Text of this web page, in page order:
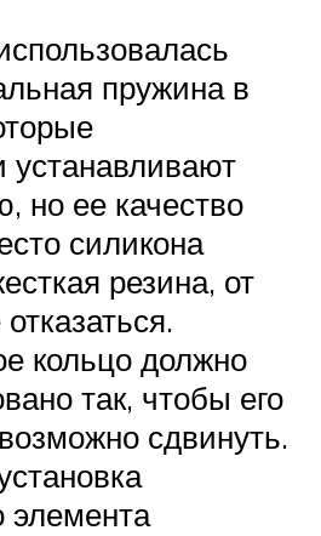
пружина в
устанавливают
но ее качество
силикона
резина, от
кольцо должно
так, чтобы его
сдвинуть.